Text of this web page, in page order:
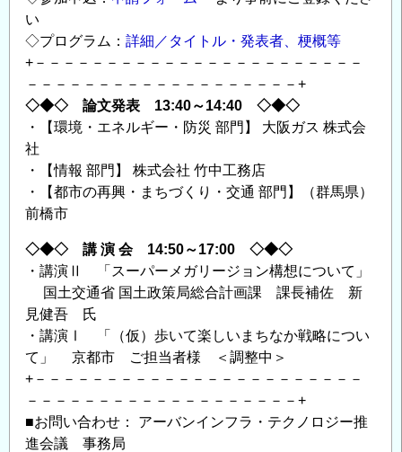
会」
の
ご
の
い
◇プログラム： 詳細／タイトル・発表者、梗概等
+－－－－－－－－－－－－－－－－－－－－－－－
－－－－－－－－－－－－－－－－－－－+
◇◆◇ 論文発表 13:40～14:40 ◇◆◇
・【環境・エネルギー・防災 部門】 大阪ガス 株式会
社
・【情報 部門】 株式会社 竹中工務店
・【都市の再興・まちづくり・交通 部門】（群馬県）
前橋市
◇◆◇ 講 演 会 14:50～17:00 ◇◆◇
・講演Ⅱ 「スーパーメガリージョン構想について」
国土交通省 国土政策局総合計画課 課長補佐 新
見健吾 氏
・講演Ⅰ 「（仮）歩いて楽しいまちなか戦略につい
て」 京都市 ご担当者様 ＜調整中＞
+－－－－－－－－－－－－－－－－－－－－－－－
－－－－－－－－－－－－－－－－－－－+
■お問い合わせ： アーバンインフラ・テクノロジー推
進会議 事務局